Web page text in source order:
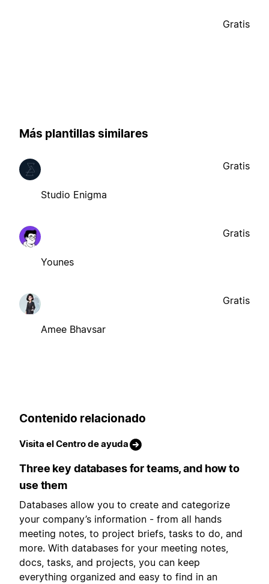
Gratis
Más plantillas similares
Studio Enigma
Gratis
Younes
Gratis
Amee Bhavsar
Gratis
Contenido relacionado
Visita el Centro de ayuda
Three key databases for teams, and how to
use them
Databases allow you to create and categorize
your company’s information - from all hands
meeting notes, to project briefs, tasks to do, and
more. With databases for your meeting notes,
docs, tasks, and projects, you can keep
everything organized and easy to find in an